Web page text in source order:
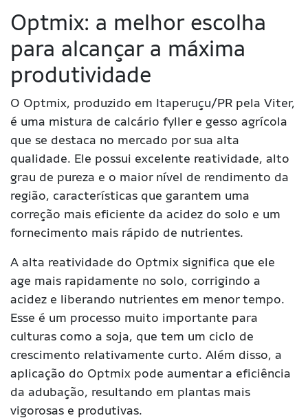
Optmix: a melhor escolha
para alcançar a máxima
produtividade
O Optmix, produzido em Itaperuçu/PR pela Viter,
é uma mistura de calcário fyller e gesso agrícola
que se destaca no mercado por sua alta
qualidade. Ele possui excelente reatividade, alto
grau de pureza e o maior nível de rendimento da
região, características que garantem uma
correção mais eficiente da acidez do solo e um
fornecimento mais rápido de nutrientes.
A alta reatividade do Optmix significa que ele
age mais rapidamente no solo, corrigindo a
acidez e liberando nutrientes em menor tempo.
Esse é um processo muito importante para
culturas como a soja, que tem um ciclo de
crescimento relativamente curto. Além disso, a
aplicação do Optmix pode aumentar a eficiência
da adubação, resultando em plantas mais
vigorosas e produtivas.